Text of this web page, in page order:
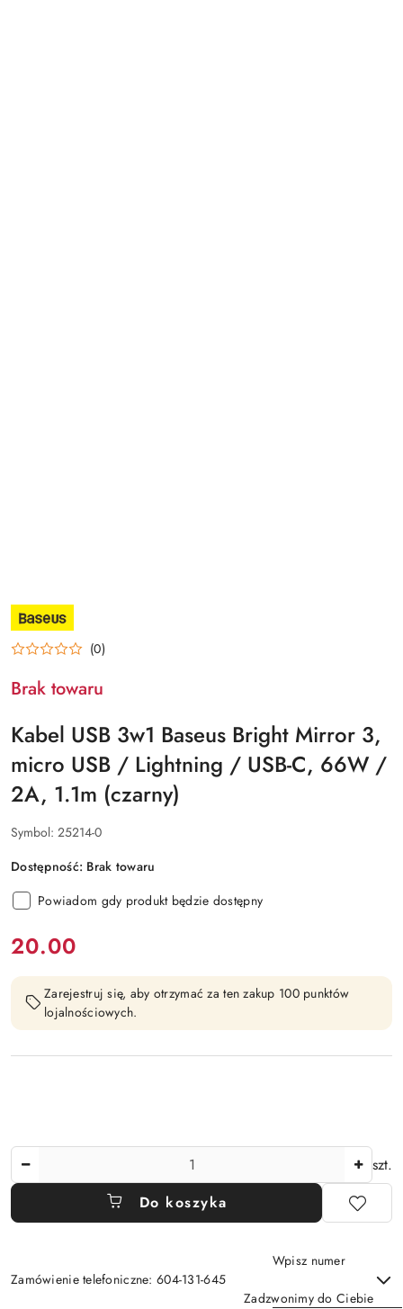
NAZWA
PRODUCENTA:
BASEUS
(0)
Brak towaru
Kabel USB 3w1 Baseus Bright Mirror 3,
micro USB / Lightning / USB-C, 66W /
2A, 1.1m (czarny)
Symbol: 25214-0
Dostępność: Brak towaru
Powiadom gdy produkt będzie dostępny
cena:
20.00
Zarejestruj się, aby otrzymać za ten zakup 100 punktów
lojalnościowych.
szt.
Do koszyka
Zamówienie telefoniczne: 604-131-645
Wpisz numer
Zadzwonimy do Ciebie